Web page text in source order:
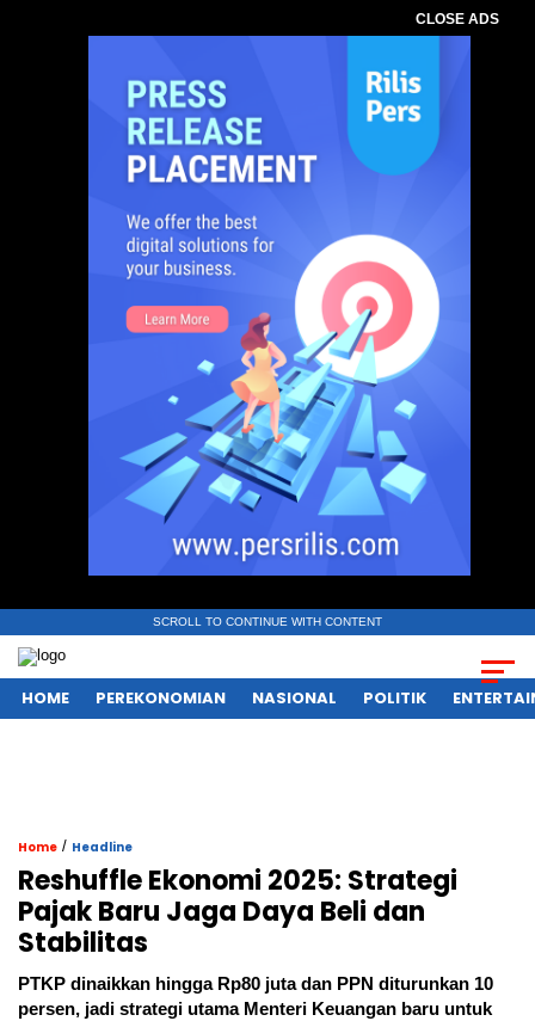
CLOSE ADS
SCROLL TO CONTINUE WITH CONTENT
HOME PEREKONOMIAN NASIONAL POLITIK
Home / Headline
Reshuffle Ekonomi 2025: Strategi
Pajak Baru Jaga Daya Beli dan
Stabilitas
PTKP dinaikkan hingga Rp80 juta dan PPN diturunkan 10
persen, jadi strategi utama Menteri Keuangan baru untuk